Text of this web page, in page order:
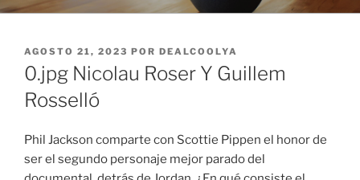
PUBLICADO
EL
AGOSTO 21, 2023 POR DEALCOOLYA
0.jpg Nicolau Roser Y Guillem
Rosselló
Phil Jackson comparte con Scottie Pippen el honor de
ser el segundo personaje mejor parado del